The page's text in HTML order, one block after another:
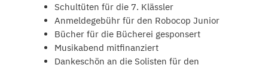
Schultüten für die 7. Klässler
Anmeldegebühr für den Robocop Junior
Bücher für die Bücherei gesponsert
Musikabend mitfinanziert
Dankeschön an die Solisten für den